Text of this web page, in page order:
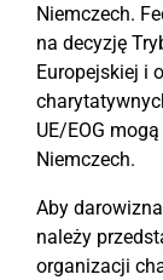
Niemczech.
na decyzję
Europejskiej i
UE/EOG
Niemczech.
Aby
należy
organizacji